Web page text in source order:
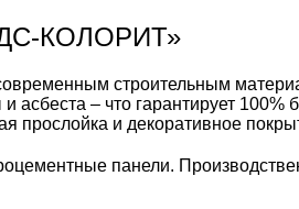
КОЛОРИТ»
строительным
асбеста – что гарантирует
прослойка и декоративное
панели.